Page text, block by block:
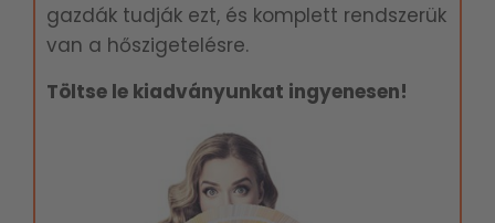
gazdák tudják ezt, és komplett rendszerük
van a hőszigetelésre.
Töltse le kiadványunkat ingyenesen!